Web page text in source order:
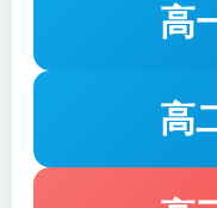
对学生的作业进行
误原因，纠正解题思
真题剖析：
选取历年高考真题
让学生熟悉高考的
通过对真题的分析
高
高